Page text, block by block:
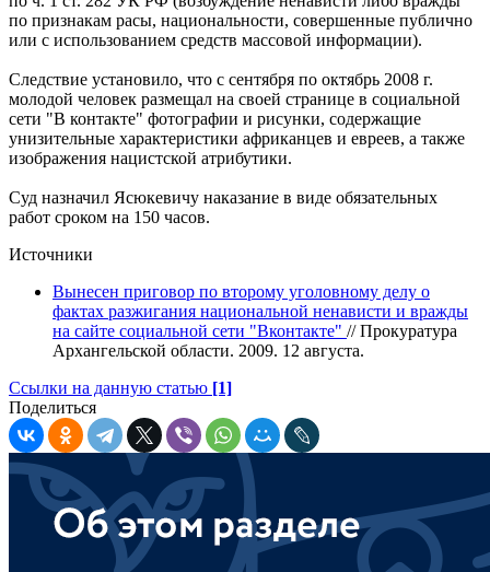
по признакам расы, национальности, совершенные публично
или с использованием средств массовой информации).
Следствие установило, что с сентября по октябрь 2008 г.
молодой человек размещал на своей странице в социальной
сети "В контакте" фотографии и рисунки, содержащие
унизительные характеристики африканцев и евреев, а также
изображения нацистской атрибутики.
Суд назначил Ясюкевичу наказание в виде обязательных
работ сроком на 150 часов.
Источники
Вынесен приговор по второму уголовному делу о
фактах разжигания национальной ненависти и вражды
на сайте социальной сети "Вконтакте" // Прокуратура
Архангельской области. 2009. 12 августа.
Ссылки на данную статью [1]
Поделиться